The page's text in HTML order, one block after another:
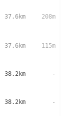
37.6km 208m
37.6km 115m
38.2km -
38.2km -